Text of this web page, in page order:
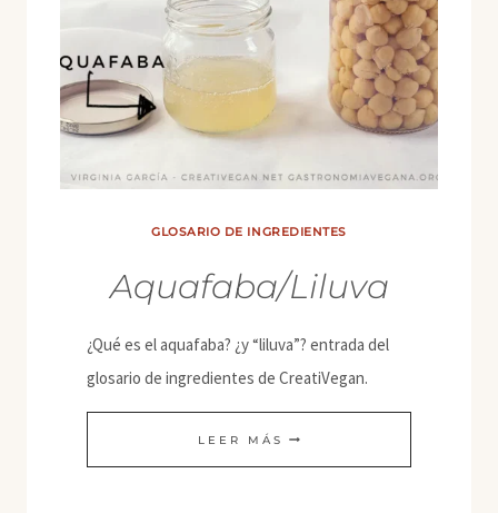
GLOSARIO DE INGREDIENTES
Aquafaba/Liluva
¿Qué es el aquafaba? ¿y “liluva”? entrada del
glosario de ingredientes de CreatiVegan.
LEER MÁS AQUAFABA/LILUVA